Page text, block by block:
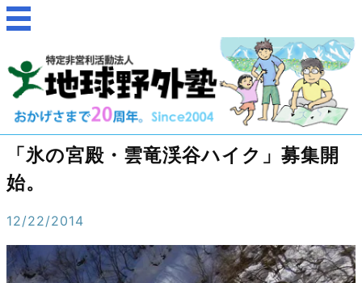
「氷の宮殿・雲竜渓谷ハイク」募集開
始。
12/22/2014